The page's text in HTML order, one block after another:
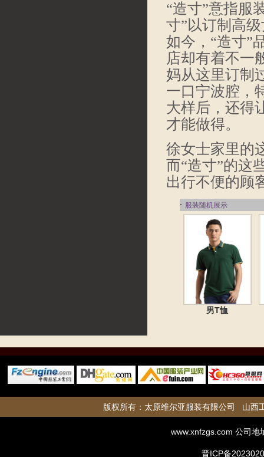
“造寸”意指服
寸”以订制高
如今，“造寸”
店却有着不一
妈从这里订制
一口宁波腔，
大样后，还得
才能做得。
徐女士家里的
而“造寸”的这
出行不便的顾
· 服装随机展示
男T恤
版权所有： 太原维尔亚服装有限公司 山西
www.xnfzgs.com 公司地
晋ICP备